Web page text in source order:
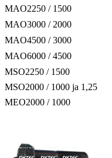
MAO2250 / 1500
MAO3000 / 2000
MAO4500 / 3000
MAO6000 / 4500
MSO2250 / 1500
MSO2000 / 1000 ja 1,25
MEO2000 / 1000